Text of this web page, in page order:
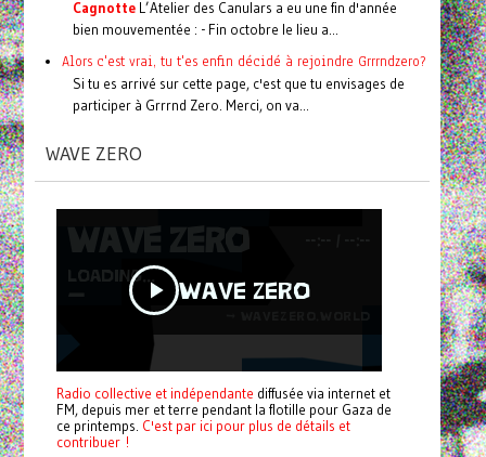
CagnotteL’Atelier des Canulars a eu une fin d'année
bien mouvementée : - Fin octobre le lieu a...
Alors c'est vrai, tu t'es enfin décidé à rejoindre Grrrndzero?
Si tu es arrivé sur cette page, c'est que tu envisages de
participer à Grrrnd Zero. Merci, on va...
WAVE ZERO
Radio collective et indépendante diffusée via internet et
FM, depuis mer et terre pendant la flotille pour Gaza de
ce printemps. C'est par ici pour plus de détails et
contribuer !